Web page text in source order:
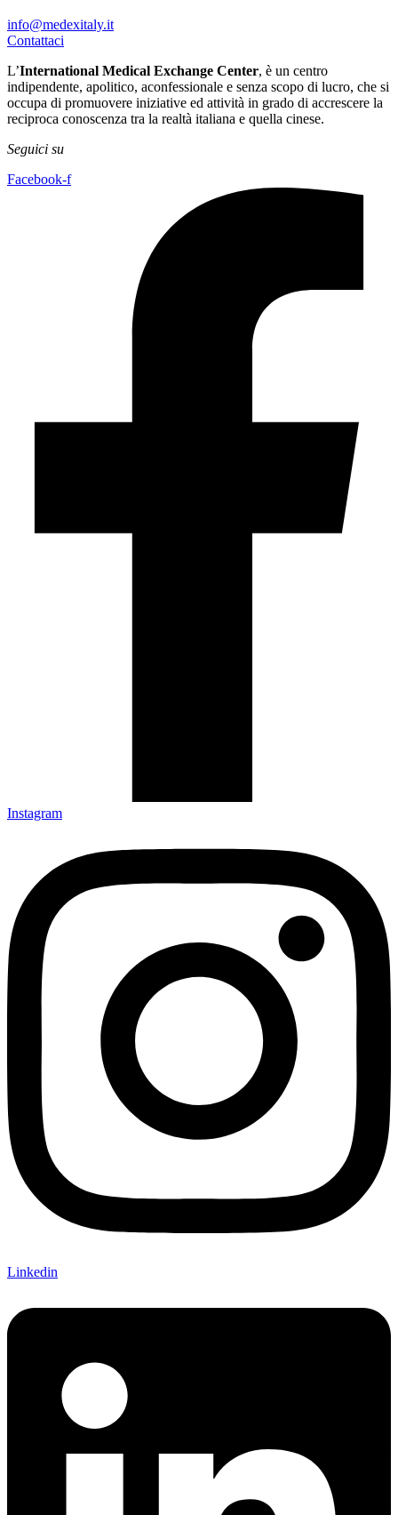
info@medexitaly.it
Contattaci
L’International Medical Exchange Center, è un centro
indipendente, apolitico, aconfessionale e senza scopo di lucro, che si
occupa di promuovere iniziative ed attività in grado di accrescere la
reciproca conoscenza tra la realtà italiana e quella cinese.
Seguici su
Facebook-f
Instagram
Linkedin